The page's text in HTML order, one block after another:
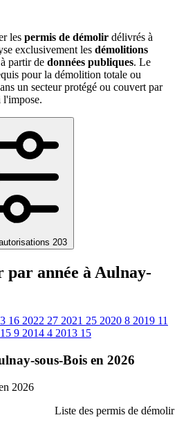
les permis de démolir délivrés à
exclusivement les démolitions
partir de données publiques. Le
pour la démolition totale ou
un secteur protégé ou couvert par
l'impose.
203
par année à Aulnay-
16 2022 27 2021 25 2020 8 2019 11
9 2014 4 2013 15
sous-Bois en 2026
2026
Liste des permis de